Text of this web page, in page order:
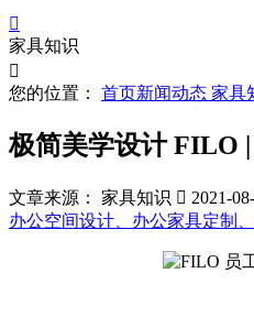

家具知识

您的位置：
首页新闻动态 家具
极简美学设计 FILO
文章来源： 家具知识  2021-
办公空间设计、办公家具定制